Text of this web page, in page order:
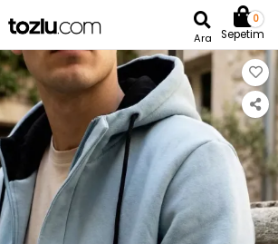
Ara
0
Sepetim